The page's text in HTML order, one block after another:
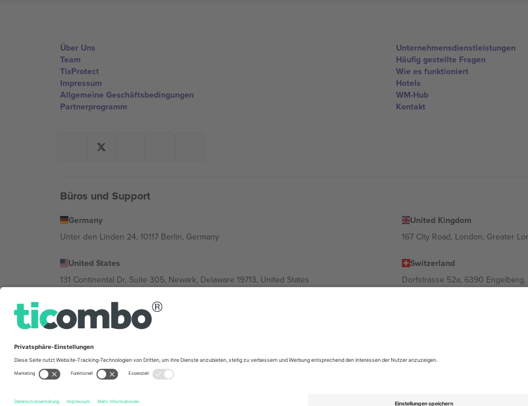
Über Uns
Team
TixProtect
Impressum
Allgemeine Geschäftsbedingungen
Partnerprogramm
Unternehmensdienstleistungen
Häufig gestellte Fragen
Wie es funktioniert
Hotels
WM-Hub
Kontakt
Büros und Support
Germany
Unter den Linden 24, 10117 Berlin, Germany
United Kingdom
167 City Road, London, Greater
United States
131 Continental Dr, Suite 305, Newark, Delaware 19713, United States
Switzerland
Dorfstrasse 52a, 6390 Engelberg,
Bulgaria
Regus Sofia City West, bul Totleben 53-55, 1606 Sofia, Bulgaria
Mexico
Av Chapultepec 360, Roma Norte, Cuauhtémoc, 06700 Ciudad de México, CDMX, Mexico
im Impressum und in den Allgemeinen Geschäftsbedingungen.,
© 2026 Ticombo. Alle Rechte vorbehalten.